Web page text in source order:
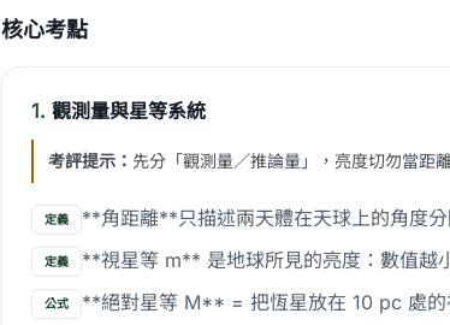
核心考點
1. 觀測量與星等系統
考評提示： 先分「觀測量／推論量」，亮度切勿當距
定義 **角距離**只描述兩天體在天球上的角度
定義 **視星等 m** 是地球所見的亮度：數值
公式 **絕對星等 M** = 把恆星放在 10 pc 處